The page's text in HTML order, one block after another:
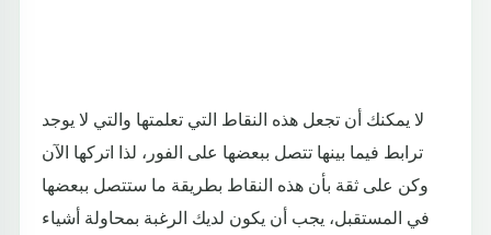
لا يمكنك أن تجعل هذه النقاط التي تعلمتها والتي لا يوجد
ترابط فيما بينها تتصل ببعضها على الفور، لذا اتركها الآن
وكن على ثقة بأن هذه النقاط بطريقة ما ستتصل ببعضها
في المستقبل، يجب أن يكون لديك الرغبة بمحاولة أشياء